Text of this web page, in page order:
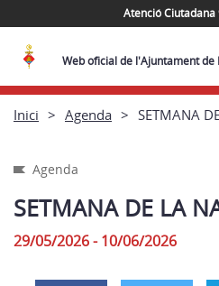
Atenció Ciutadana
Web oficial de l'Ajuntament de
Inici Agenda SETMANA
Agenda
SETMANA DE LA
29/05/2026 - 10/06/2026